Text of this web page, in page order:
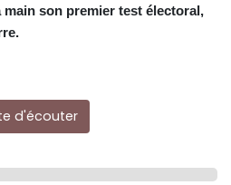
son premier test électoral,
d'écouter